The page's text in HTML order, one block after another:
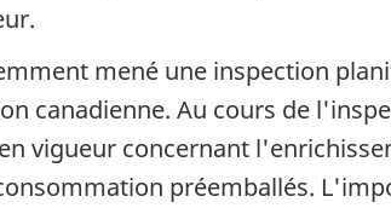
mené une inspection
canadienne. Au cours de
vigueur concernant
préemballés.